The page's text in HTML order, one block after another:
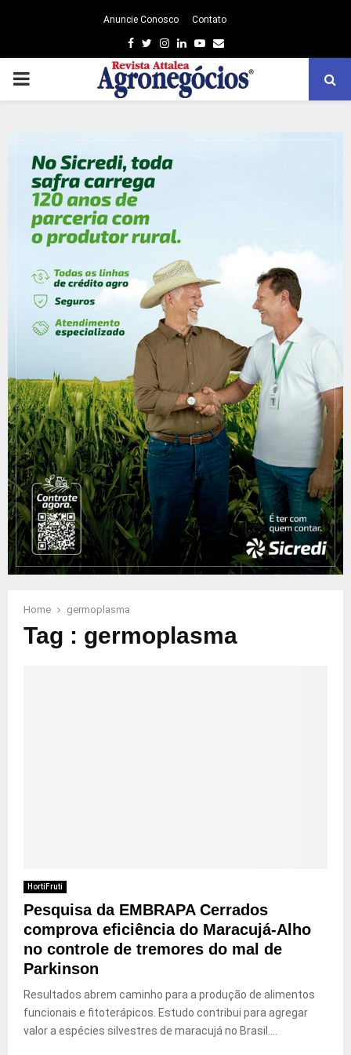
Anuncie Conosco Contato
Facebook
TwitterInstagram
LinkedinYoutube
Email
PRIMARY
Home germoplasma
Tag : germoplasma
HortiFruti
Pesquisa da EMBRAPA Cerrados
comprova eficiência do Maracujá-Alho
no controle de tremores do mal de
Parkinson
Resultados abrem caminho para a produção de alimentos
funcionais e fitoterápicos. Estudo contribui para agregar
valor a espécies silvestres de maracujá no Brasil....